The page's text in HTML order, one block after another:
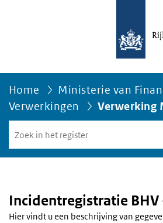
Home
Ministerie van
Verwerkingen
Verwerking
in
het
Incidentregistratie BHV
Hier vindt u een beschrijving van